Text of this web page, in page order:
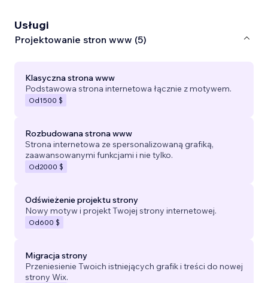
Usługi
Projektowanie stron www (5)
Klasyczna strona www
Podstawowa strona internetowa łącznie z motywem.
Od1500 $
Rozbudowana strona www
Strona internetowa ze spersonalizowaną grafiką,
zaawansowanymi funkcjami i nie tylko.
Od2000 $
Odświeżenie projektu strony
Nowy motyw i projekt Twojej strony internetowej.
Od600 $
Migracja strony
Przeniesienie Twoich istniejących grafik i treści do nowej
strony Wix.